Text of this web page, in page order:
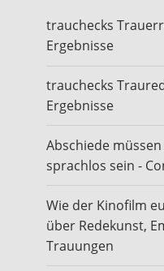
trauchecks
Ergebnisse
trauchecks
Ergebnisse
Abschiede
sprachlos sein -
Wie der Kinofilm
über Redekunst,
Trauungen